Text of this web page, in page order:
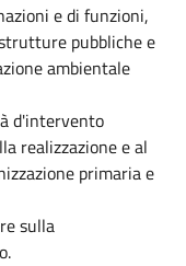
e di funzioni,
pubbliche e
ambientale
d'intervento
realizzazione e al
primaria e
sulla